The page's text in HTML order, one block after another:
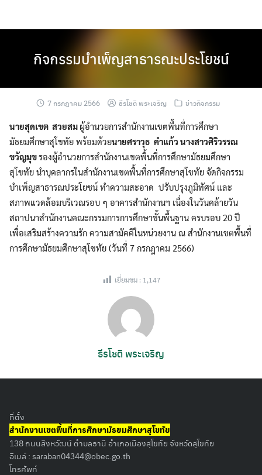
content
กิจกรรมบำเพ็ญสาธารณะประโยชน์
7 กรกฎาคม 2566 ธีรโชติ พระเจริญ ข่าวกิจกรรม
นายสุดเขต สวยสม ผู้อำนวยการสำนักงานเขตพื้นที่การศึกษา
มัธยมศึกษาสุโขทัย พร้อมด้วยนายศราวุธ คำแก้ว นางสาวศิริวรรณ
ขวัญมุขรองผู้อำนวยการสำนักงานเขตพื้นที่การศึกษามัธยมศึกษา
สุโขทัย นำบุคลากรในสำนักงานเขตพื้นที่การศึกษาสุโขทัย จัดกิจกรรม
บำเพ็ญสาธารณประโยชน์ ทำความสะอาด ปรับปรุงภูมิทัศน์ และ
สภาพแวดล้อมบริเวณรอบ ๆ อาคารสำนักงานฯ เนื่องในวันคล้ายวัน
สถาปนาสำนักงานคณะกรรมการการศึกษาขั้นพื้นฐาน ครบรอบ 20 ปี
เพื่อเสริมสร้างความรัก ความสามัคคีในหน่วยงาน ณ สำนักงานเขตพื้นที่
การศึกษามัธยมศึกษาสุโขทัย (วันที่ 7 กรกฎาคม 2566)
เยี่ยมชม : 1,147
ธีรโชติ พระเจริญ
ที่ตั้ง
สำนักงานเขตพื้นที่การศึกษามัธยมศึกษาสุโขทัย
138 ถนนสิงหวัฒน์ ตำบลธานี อำเภอเมืองสุโขทัย จังหวัดสุโขทัย
อีเมล์ : saraban04344@obec.go.th
โทรศัพท์